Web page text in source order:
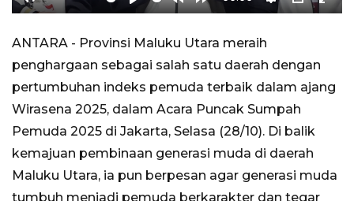
Mute Play
Rewind
10s
Forward
Settings
PIP
ANTARA - Provinsi Maluku Utara meraih
penghargaan sebagai salah satu daerah dengan
pertumbuhan indeks pemuda terbaik dalam ajang
Wirasena 2025, dalam Acara Puncak Sumpah
Pemuda 2025 di Jakarta, Selasa (28/10). Di balik
kemajuan pembinaan generasi muda di daerah
Maluku Utara, ia pun berpesan agar generasi muda
tumbuh menjadi pemuda berkarakter dan tegar